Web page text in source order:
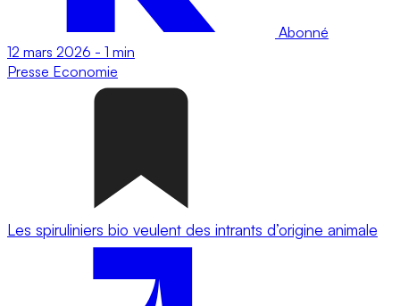
Abonné
12 mars 2026 - 1 min
Presse Economie
Les spiruliniers bio veulent des intrants d’origine animale